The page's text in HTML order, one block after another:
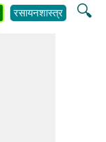
🔍
रसायनशास्त्र